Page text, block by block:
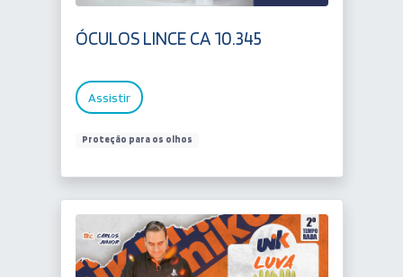
ÓCULOS LINCE CA 10.345
Assistir
Proteção para os olhos